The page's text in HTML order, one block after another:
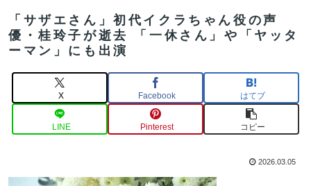
「サザエさん」初代イクラちゃん役の声
優・桂玲子が逝去 「一休さん」や「ヤッタ
ーマン」にも出演
X Facebook はてブ
LINE Pinterest コピー
2026.03.05